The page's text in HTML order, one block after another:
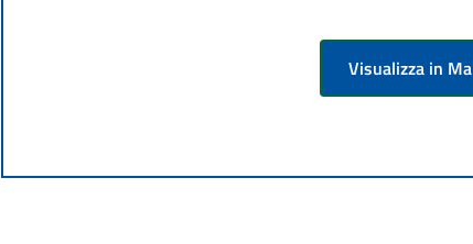
Visualizza in